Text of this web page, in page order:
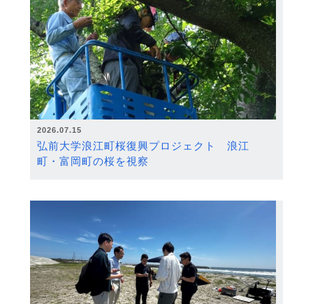
2026.07.15
弘前大学浪江町桜復興プロジェクト 浪江
町・富岡町の桜を視察